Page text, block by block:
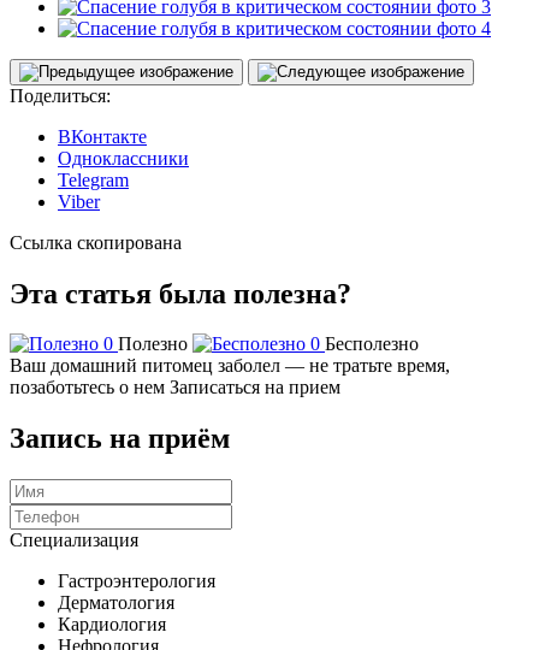
Поделиться:
ВКонтакте
Одноклассники
Telegram
Viber
Ссылка скопирована
Эта статья была полезна?
0 Полезно 0 Бесполезно
Ваш домашний питомец заболел — не тратьте время,
позаботьтесь о нем Записаться на прием
Запись на приём
Специализация
Гастроэнтерология
Дерматология
Кардиология